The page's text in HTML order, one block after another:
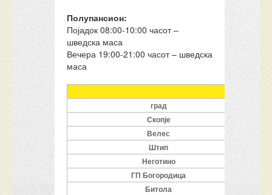
Полупансион:
Појадок 08:00-10:00 часот –
шведска маса
Вечера 19:00-21:00 часот – шведска
маса
град
Скопје
Велес
Штип
Неготино
ГП Богородица
Битола